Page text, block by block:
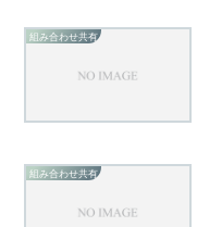
組み合わせ共有
組み合わせ共有